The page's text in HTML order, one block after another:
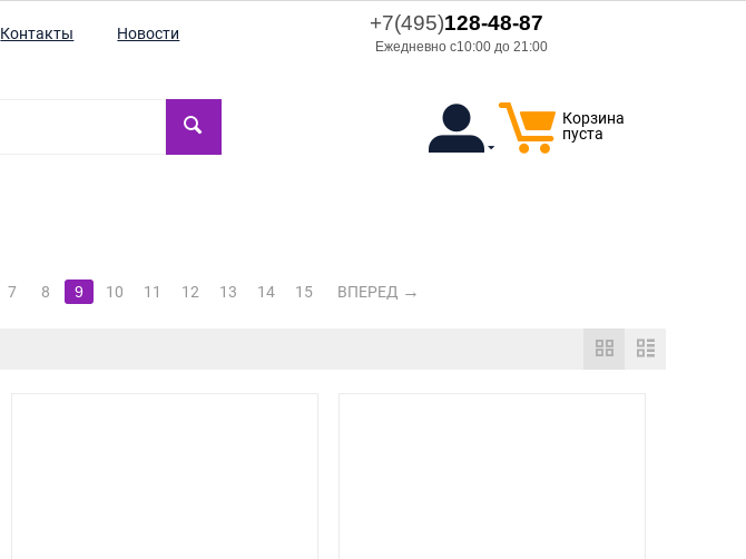
Контакты Новости +7(495)128-48-87
Ежедневно с10:00 до 21:00
Корзина
пуста
7 8 9 10 11 12 13 14 15 ВПЕРЕД